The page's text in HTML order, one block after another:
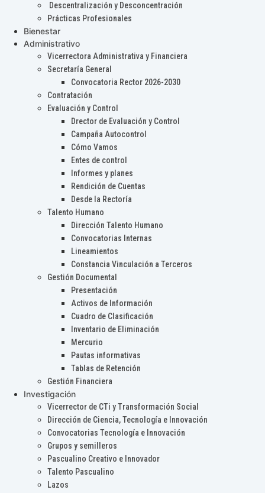
Descentralización y Desconcentración
Prácticas Profesionales
Bienestar
Administrativo
Vicerrectora Administrativa y Financiera
Secretaría General
Convocatoria Rector 2026-2030
Contratación
Evaluación y Control
Drector de Evaluación y Control
Campaña Autocontrol
Cómo Vamos
Entes de control
Informes y planes
Rendición de Cuentas
Desde la Rectoría
Talento Humano
Dirección Talento Humano
Convocatorias Internas
Lineamientos
Constancia Vinculación a Terceros
Gestión Documental
Presentación
Activos de Información
Cuadro de Clasificación
Inventario de Eliminación
Mercurio
Pautas informativas
Tablas de Retención
Gestión Financiera
Investigación
Vicerrector de CTi y Transformación Social
Dirección de Ciencia, Tecnología e Innovación
Convocatorias Tecnología e Innovación
Grupos y semilleros
Pascualino Creativo e Innovador
Talento Pascualino
Lazos